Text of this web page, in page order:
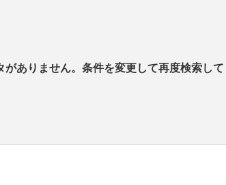
がありません。条件を変更して再度検索して